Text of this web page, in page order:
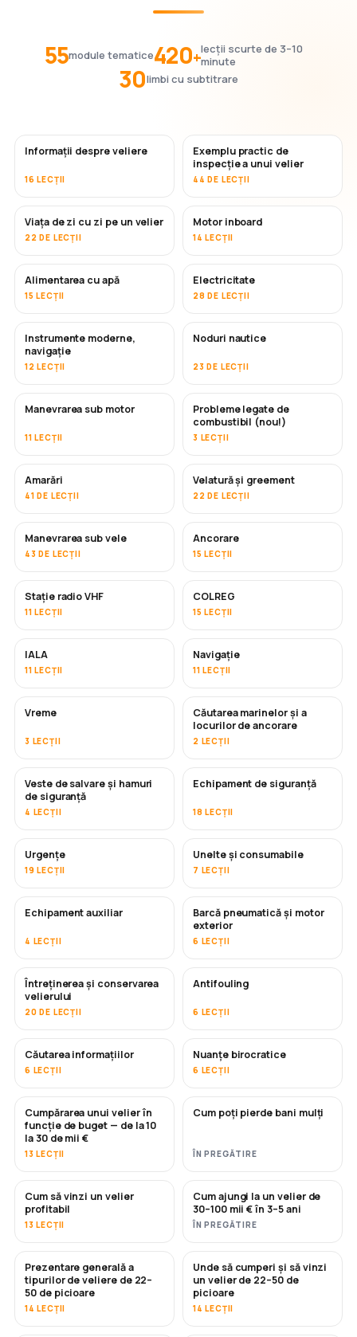
55module tematice420+lecții scurte de 3–10
minute
30limbi cu subtitrare
Informații despre veliere
16 LECȚII
Exemplu practic de
inspecție a unui velier
44 DE LECȚII
Viața de zi cu zi pe un velier
22 DE LECȚII
Motor inboard
14 LECȚII
Alimentarea cu apă
15 LECȚII
Electricitate
28 DE LECȚII
Instrumente moderne,
navigație
12 LECȚII
Noduri nautice
23 DE LECȚII
Manevrarea sub motor
11 LECȚII
Probleme legate de
combustibil (nou!)
3 LECȚII
Amarări
41 DE LECȚII
Velatură și greement
22 DE LECȚII
Manevrarea sub vele
43 DE LECȚII
Ancorare
15 LECȚII
Stație radio VHF
11 LECȚII
COLREG
15 LECȚII
IALA
11 LECȚII
Navigație
11 LECȚII
Vreme
3 LECȚII
Căutarea marinelor și a
locurilor de ancorare
2 LECȚII
Veste de salvare și hamuri
de siguranță
4 LECȚII
Echipament de siguranță
18 LECȚII
Urgențe
19 LECȚII
Unelte și consumabile
7 LECȚII
Echipament auxiliar
4 LECȚII
Barcă pneumatică și motor
exterior
6 LECȚII
Întreținerea și conservarea
velierului
20 DE LECȚII
ÎN CURÂND
Antifouling
6 LECȚII
Căutarea informațiilor
6 LECȚII
Nuanțe birocratice
6 LECȚII
ÎN CURÂND
Cumpărarea unui velier în
funcție de buget — de la 10
la 30 de mii €
13 LECȚII
ÎN CURÂND
Cum poți pierde bani mulți
ÎN PREGĂTIRE
NOU
Cum să vinzi un velier
profitabil
13 LECȚII
NOU
Cum ajungi la un velier de
30–100 mii € în 3–5 ani
ÎN PREGĂTIRE
ÎN CURÂND
Prezentare generală a
tipurilor de veliere de 22–
50 de picioare
14 LECȚII
ÎN CURÂND
Unde să cumperi și să vinzi
un velier de 22–50 de
picioare
14 LECȚII